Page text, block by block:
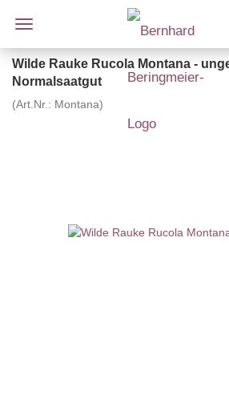
Wilde Rauke Rucola Montana -
Normalsaatgut
(Art.Nr.: Montana)